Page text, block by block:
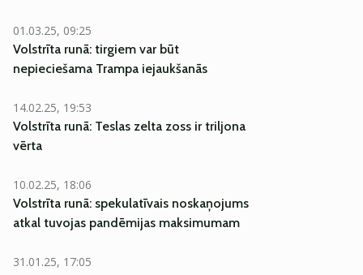
01.03.25, 09:25
Volstrīta runā: tirgiem var būt
nepieciešama Trampa iejaukšanās
14.02.25, 19:53
Volstrīta runā: Teslas zelta zoss ir triljona
vērta
10.02.25, 18:06
Volstrīta runā: spekulatīvais noskaņojums
atkal tuvojas pandēmijas maksimumam
31.01.25, 17:05